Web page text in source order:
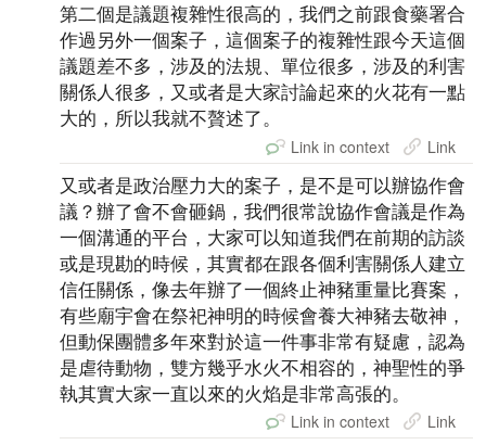
第二個是議題複雜性很高的，我們之前跟食藥署合
作過另外一個案子，這個案子的複雜性跟今天這個
議題差不多，涉及的法規、單位很多，涉及的利害
關係人很多，又或者是大家討論起來的火花有一點
大的，所以我就不贅述了。
Link in context Link
又或者是政治壓力大的案子，是不是可以辦協作會
議？辦了會不會砸鍋，我們很常說協作會議是作為
一個溝通的平台，大家可以知道我們在前期的訪談
或是現勘的時候，其實都在跟各個利害關係人建立
信任關係，像去年辦了一個終止神豬重量比賽案，
有些廟宇會在祭祀神明的時候會養大神豬去敬神，
但動保團體多年來對於這一件事非常有疑慮，認為
是虐待動物，雙方幾乎水火不相容的，神聖性的爭
執其實大家一直以來的火焰是非常高張的。
Link in context Link